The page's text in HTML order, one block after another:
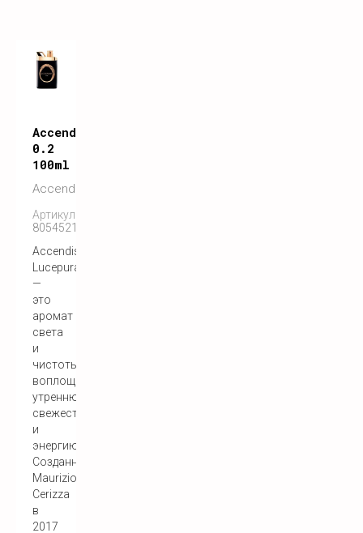
Accendis
0.2
100ml
Accendis
Артикул:
8054521910098
Accendis
Lucepura
—
это
аромат
света
и
чистоты,
воплощающий
утреннюю
свежесть
и
энергию.
Созданный
Maurizio
Cerizza
в
2017